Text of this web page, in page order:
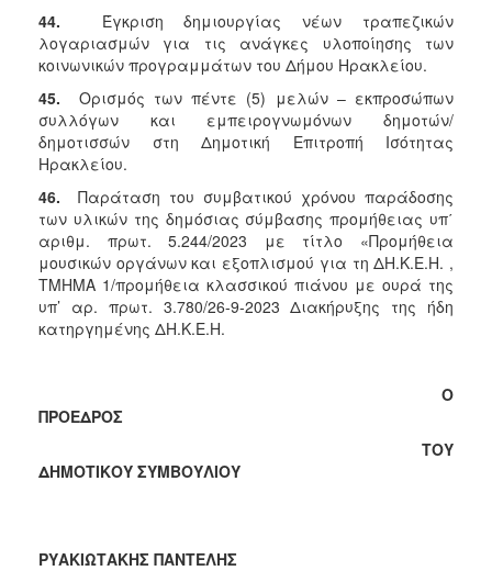
44. Έγκριση δημιουργίας νέων τραπεζικών
λογαριασμών για τις ανάγκες υλοποίησης των
κοινωνικών προγραμμάτων του Δήμου Ηρακλείου.
45. Ορισμός των πέντε (5) μελών – εκπροσώπων
συλλόγων και εμπειρογνωμόνων δημοτών/
δημοτισσών στη Δημοτική Επιτροπή Ισότητας
Ηρακλείου.
46. Παράταση του συμβατικού χρόνου παράδοσης
των υλικών της δημόσιας σύμβασης προμήθειας υπ΄
αριθμ. πρωτ. 5.244/2023 με τίτλο «Προμήθεια
μουσικών οργάνων και εξοπλισμού για τη ΔΗ.Κ.Ε.Η. ,
ΤΜΗΜΑ 1/προμήθεια κλασσικού πιάνου με ουρά της
υπ’ αρ. πρωτ. 3.780/26-9-2023 Διακήρυξης της ήδη
κατηργημένης ΔΗ.Κ.Ε.Η.
Ο
ΠΡΟΕΔΡΟΣ
ΤΟΥ
ΔΗΜΟΤΙΚΟΥ ΣΥΜΒΟΥΛΙΟΥ
ΡΥΑΚΙΩΤΑΚΗΣ ΠΑΝΤΕΛΗΣ